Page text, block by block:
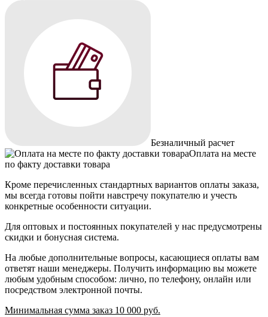
Безналичный расчет
Оплата на месте
по факту доставки товара
Кроме перечисленных стандартных вариантов оплаты заказа,
мы всегда готовы пойти навстречу покупателю и учесть
конкретные особенности ситуации.
Для оптовых и постоянных покупателей у нас предусмотрены
скидки и бонусная система.
На любые дополнительные вопросы, касающиеся оплаты вам
ответят наши менеджеры. Получить информацию вы можете
любым удобным способом: лично, по телефону, онлайн или
посредством электронной почты.
Минимальная сумма заказ 10 000 руб.